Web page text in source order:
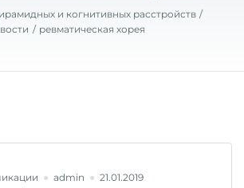
и когнитивных расстройств
ревматическая хорея
admin 21.01.2019